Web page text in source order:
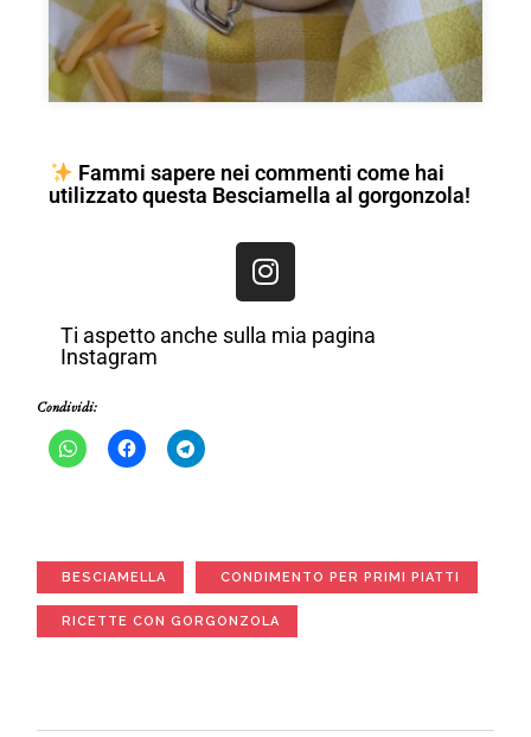
Fammi sapere nei commenti come hai
utilizzato questa Besciamella al gorgonzola!
Ti aspetto anche sulla mia pagina
Instagram
Condividi:
BESCIAMELLA CONDIMENTO PER PRIMI PIATTI
RICETTE CON GORGONZOLA